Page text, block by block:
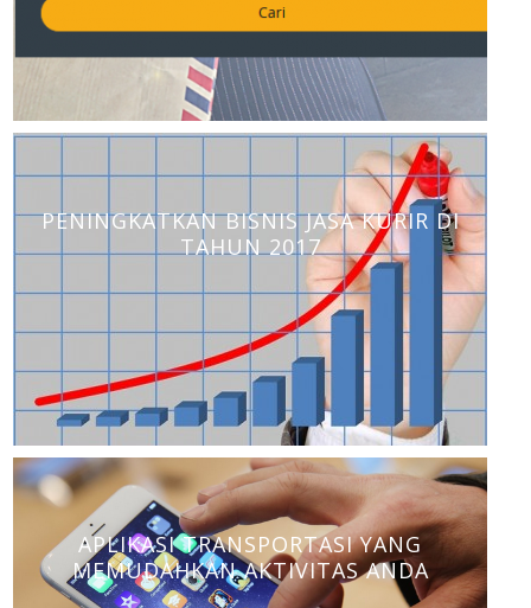
PENINGKATKAN BISNIS JASA KURIR DI
TAHUN 2017
APLIKASI TRANSPORTASI YANG
MEMUDAHKAN AKTIVITAS ANDA